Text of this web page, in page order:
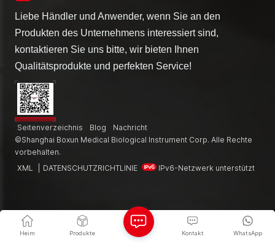
Liebe Händler und Anwender, wenn Sie an den
Produkten des Unternehmens interessiert sind,
kontaktieren Sie uns bitte, wir bieten Ihnen
Qualitätsprodukte und perfekten Service!
Seitenverzeichnis Blog
Nachricht
©Shanghai Boxun Medical Biological Instrument Corp. Alle Rechte
vorbehalten.
XML
DATENSCHUTZRICHTLINIE IPv6-Netzwerk unterstützt
Heim Produkte WhatsApp
Kontakt